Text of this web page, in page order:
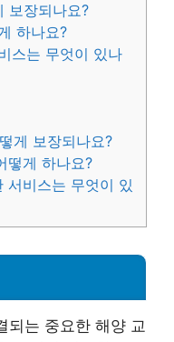
보장되나요?
하나요?
스는 무엇이 있나
게 보장되나요?
떻게 하나요?
서비스는 무엇이 있
되는 중요한 해양 교